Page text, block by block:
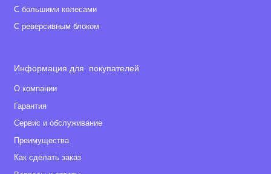
С большими колесами
С реверсивным блоком
Информация для покупателей
О компании
Гарантия
Сервис и обслуживание
Преимущества
Как сделать заказ